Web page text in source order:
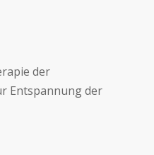
der
Entspannung der